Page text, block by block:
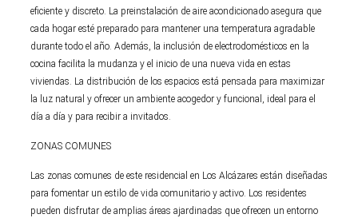
eficiente y discreto. La preinstalación de aire acondicionado asegura que
cada hogar esté preparado para mantener una temperatura agradable
durante todo el año. Además, la inclusión de electrodomésticos en la
cocina facilita la mudanza y el inicio de una nueva vida en estas
viviendas. La distribución de los espacios está pensada para maximizar
la luz natural y ofrecer un ambiente acogedor y funcional, ideal para el
día a día y para recibir a invitados.
ZONAS COMUNES
Las zonas comunes de este residencial en Los Alcázares están diseñadas
para fomentar un estilo de vida comunitario y activo. Los residentes
pueden disfrutar de amplias áreas ajardinadas que ofrecen un entorno